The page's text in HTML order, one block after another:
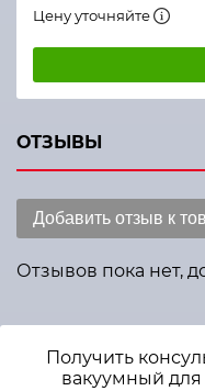
Цену уточняйте
ОТЗЫВЫ
Добавить отзыв к
Отзывов пока нет,
Получить
вакуумный для